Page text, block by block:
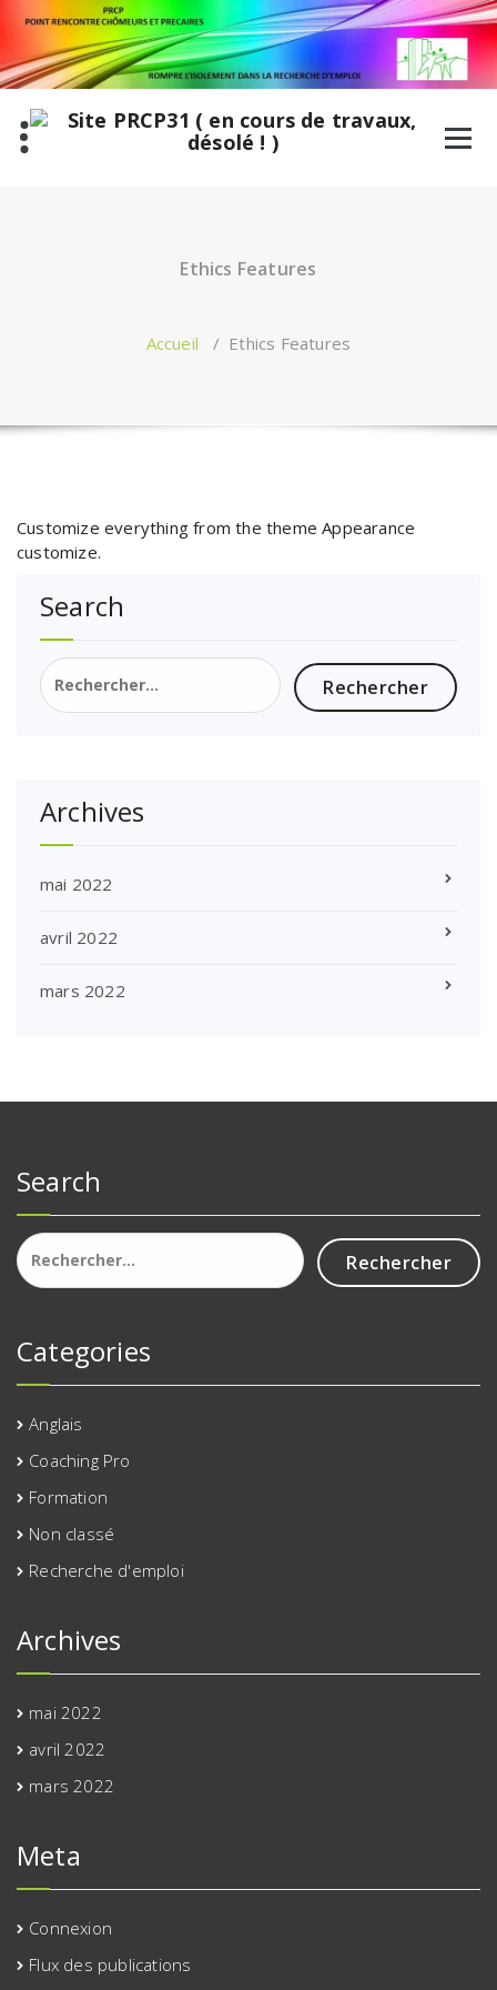
contenu
Ethics Features
Accueil / Ethics Features
Customize everything from the theme Appearance
customize.
Search
Rechercher :
Archives
mai 2022
avril 2022
mars 2022
Search
Rechercher :
Categories
Anglais
Coaching Pro
Formation
Non classé
Recherche d'emploi
Archives
mai 2022
avril 2022
mars 2022
Meta
Connexion
Flux des publications